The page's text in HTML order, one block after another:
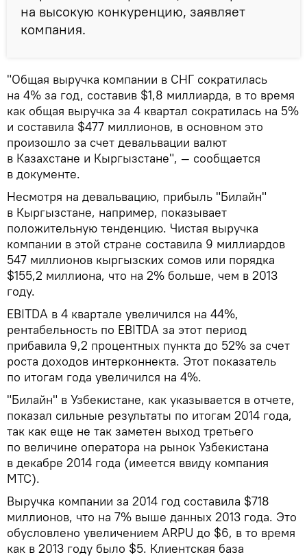
на высокую конкуренцию, заявляет
компания.
"Общая выручка компании в СНГ сократилась
на 4% за год, составив $1,8 миллиарда, в то время
как общая выручка за 4 квартал сократилась на 5%
и составила $477 миллионов, в основном это
произошло за счет девальвации валют
в Казахстане и Кыргызстане", — сообщается
в документе.
Несмотря на девальвацию, прибыль "Билайн"
в Кыргызстане, например, показывает
положительную тенденцию. Чистая выручка
компании в этой стране составила 9 миллиардов
547 миллионов кыргызских сомов или порядка
$155,2 миллиона, что на 2% больше, чем в 2013
году.
EBITDA в 4 квартале увеличился на 44%,
рентабельность по EBITDA за этот период
прибавила 9,2 процентных пункта до 52% за счет
роста доходов интерконнекта. Этот показатель
по итогам года увеличился на 4%.
"Билайн" в Узбекистане, как указывается в отчете,
показал сильные результаты по итогам 2014 года,
так как еще не так заметен выход третьего
по величине оператора на рынок Узбекистана
в декабре 2014 года (имеется ввиду компания
МТС).
Выручка компании за 2014 год составила $718
миллионов, что на 7% выше данных 2013 года. Это
обусловлено увеличением ARPU до $6, в то время
как в 2013 году было $5. Клиентская база